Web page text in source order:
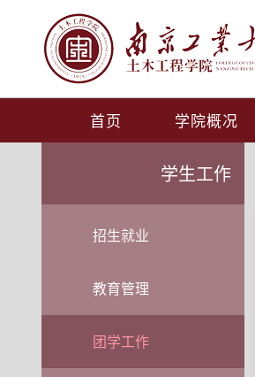
首页 学院概况
学生工作
招生就业
教育管理
团学工作